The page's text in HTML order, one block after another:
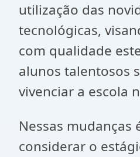
utilização das
tecnológicas,
com qualidade
alunos talentosos
vivenciar a escola
Nessas mudanças
considerar o